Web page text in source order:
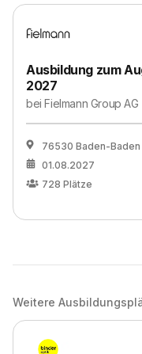
Ausbildung zum
2027
beiFielmann Group AG
76530 Baden-Baden
01.08.2027
728 Plätze
Weitere